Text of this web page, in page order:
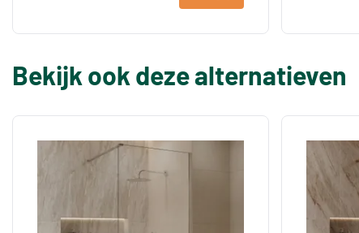
Bekijk ook deze alternatieven